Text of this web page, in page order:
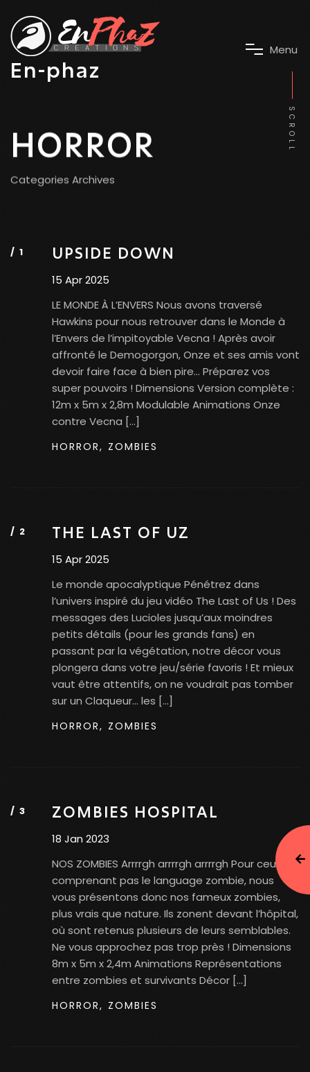
En-phaz
Menu
HORROR
Categories Archives
SCROLL
UPSIDE DOWN
15 Apr 2025
LE MONDE À L’ENVERS Nous avons traversé
Hawkins pour nous retrouver dans le Monde à
l’Envers de l’impitoyable Vecna ! Après avoir
affronté le Demogorgon, Onze et ses amis vont
devoir faire face à bien pire… Préparez vos
super pouvoirs ! Dimensions Version complète :
12m x 5m x 2,8m Modulable Animations Onze
contre Vecna […]
HORROR, ZOMBIES
THE LAST OF UZ
15 Apr 2025
Le monde apocalyptique Pénétrez dans
l’univers inspiré du jeu vidéo The Last of Us ! Des
messages des Lucioles jusqu’aux moindres
petits détails (pour les grands fans) en
passant par la végétation, notre décor vous
plongera dans votre jeu/série favoris ! Et mieux
vaut être attentifs, on ne voudrait pas tomber
sur un Claqueur… les […]
HORROR, ZOMBIES
ZOMBIES HOSPITAL
18 Jan 2023
NOS ZOMBIES Arrrrgh arrrrgh arrrrgh Pour ceux ne
comprenant pas le language zombie, nous
vous présentons donc nos fameux zombies,
plus vrais que nature. Ils zonent devant l’hôpital,
où sont retenus plusieurs de leurs semblables.
Ne vous approchez pas trop près ! Dimensions
8m x 5m x 2,4m Animations Représentations
entre zombies et survivants Décor​ […]
HORROR, ZOMBIES